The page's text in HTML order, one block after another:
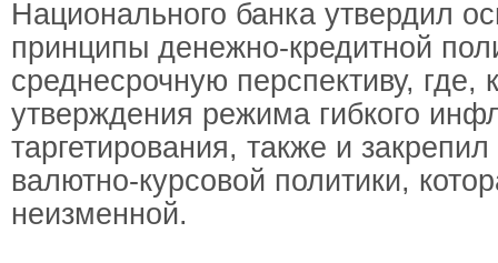
Национального банка утвердил
принципы денежно-кредитной
среднесрочную перспективу, где,
утверждения режима гибкого
таргетирования, также и
валютно-курсовой политики,
неизменной.